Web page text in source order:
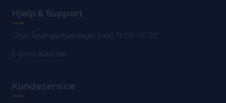
Hjelp & Support
Chat: Åpen alle hverdager fra kl. 11:00-15:30.
E-post: Klikk Her
Kundeservice